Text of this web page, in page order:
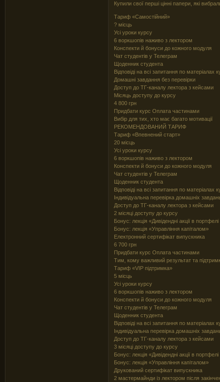
Купили свої перші цінні папери, які
Тариф «Самостійний»
? місць
Усі уроки курсу
6 воркшопів наживо з лектором
Конспекти й бонуси до кожного модуля
Чат студентів у Телеграм
Щоденник студента
Відповіді на всі запитання по матеріалах
Домашні завдання без перевірки
Доступ до ТГ-каналу лектора з кейсами
Місяць доступу до курсу
4 800 грн
Придбати курс Оплата частинами
Вибір для тих, хто має багато мотивації
РЕКОМЕНДОВАНИЙ ТАРИФ
Тариф «Впевнений старт»
20 місць
Усі уроки курсу
6 воркшопів наживо з лектором
Конспекти й бонуси до кожного модуля
Чат студентів у Телеграм
Щоденник студента
Відповіді на всі запитання по матеріалах
Індивідуальна перевірка домашніх
Доступ до ТГ-каналу лектора з кейсами
2 місяці доступу до курсу
Бонус: лекція «Дивідендні акції в
Бонус: лекція «Управління капіталом»
Електронний сертифікат випускника
6 700 грн
Придбати курс Оплата частинами
Тим, кому важливий результат та
Тариф «VIP підтримка»
5 місць
Усі уроки курсу
6 воркшопів наживо з лектором
Конспекти й бонуси до кожного модуля
Чат студентів у Телеграм
Щоденник студента
Відповіді на всі запитання по матеріалах
Індивідуальна перевірка домашніх
Доступ до ТГ-каналу лектора з кейсами
3 місяці доступу до курсу
Бонус: лекція «Дивідендні акції в
Бонус: лекція «Управління капіталом»
Друкований сертифікат випускника
2 мастермайнди із лектором після